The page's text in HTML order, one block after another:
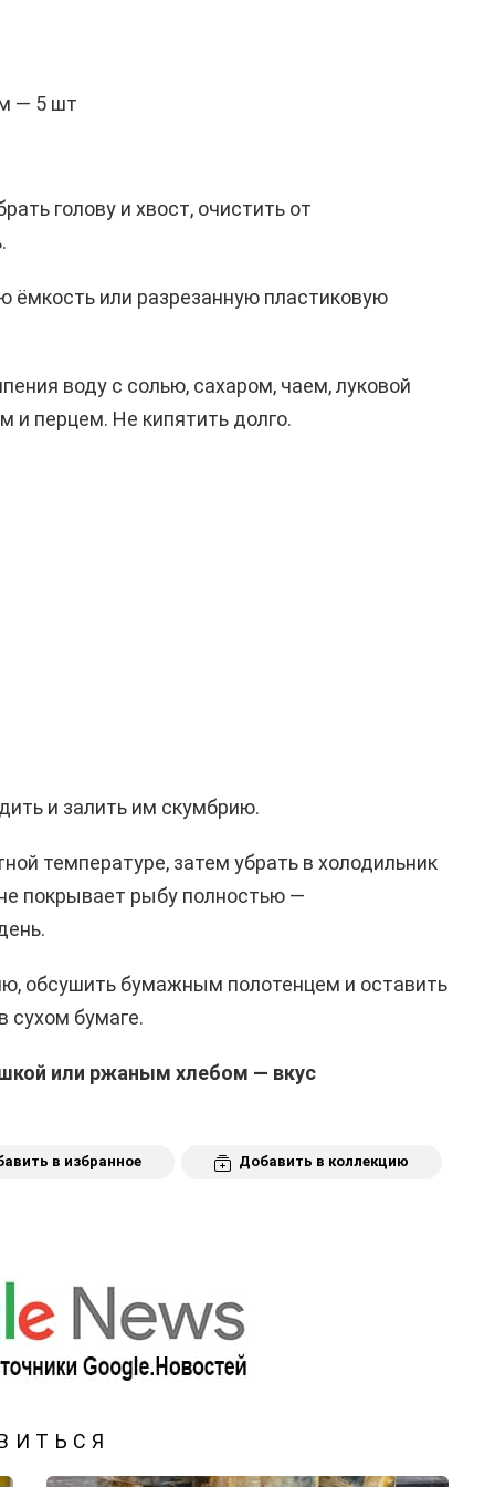
— 5 шт
голову и хвост, очистить от
ёмкость или разрезанную пластиковую
воду с солью, сахаром, чаем, луковой
и перцем. Не кипятить долго.
и залить им скумбрию.
температуре, затем убрать в холодильник
покрывает рыбу полностью —
обсушить бумажным полотенцем и оставить
сухом бумаге.
или ржаным хлебом — вкус
в избранное Добавить в коллекцию